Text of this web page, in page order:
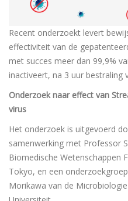
Recent onderzoekt levert
effectiviteit van de
met succes meer dan 99,9%
inactiveert, na 3 uur bestraling
Onderzoek naar effect van
virus
Het onderzoek is uitgevoerd
samenwerking met Professor
Biomedische Wetenschappen
Tokyo, en een
Morikawa van de